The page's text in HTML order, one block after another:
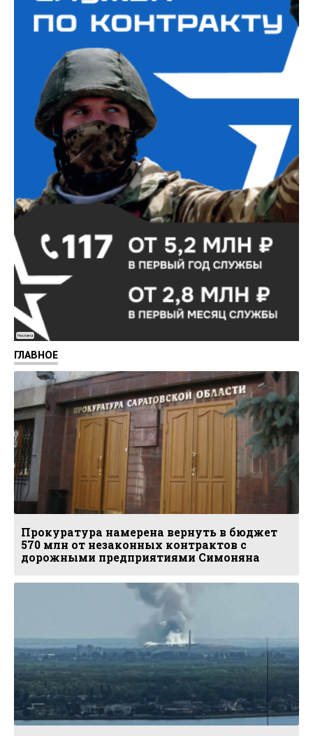
Реклама
ГЛАВНОЕ
Прокуратура намерена вернуть в бюджет
570 млн от незаконных контрактов с
дорожными предприятиями Симоняна